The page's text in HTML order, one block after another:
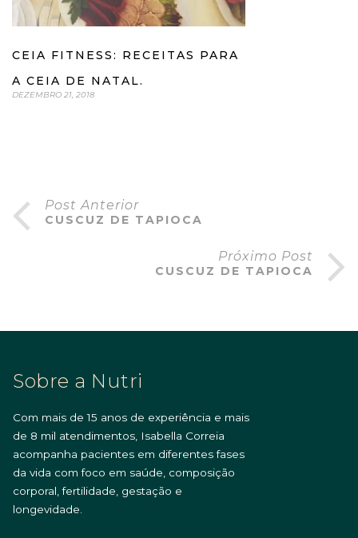
CEIA FITNESS: RECEITAS PARA
A CEIA DE NATAL.
DEZEMBRO 21, 2018
Post Anterior
CUSCUZ DE TAPIOCA
Próximo Post
CUSCUZ DE TAPIOCA
Sobre a Nutri
Com mais de 15 anos de experiência e mais
de 8 mil atendimentos, Isabella Correia
acompanha pacientes em diferentes fases
da vida com foco em saúde, composição
corporal, fertilidade, gestação e
longevidade.